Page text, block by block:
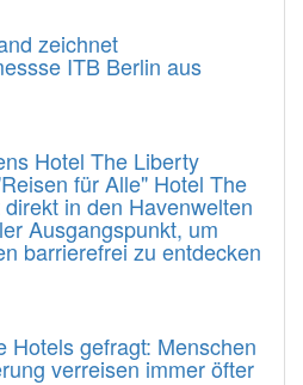
zeichnet
ITB Berlin aus
Hotel The Liberty
für Alle" Hotel The
in den Havenwelten
Ausgangspunkt, um
barrierefrei zu entdecken
Hotels gefragt: Menschen
verreisen immer öfter